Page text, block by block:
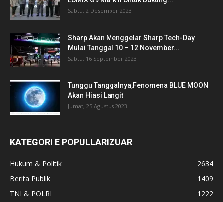
Sabtu, 2 Desember 2023
Sharp Akan Menggelar Sharp Tech-Day
Mulai Tanggal 10 – 12 November...
Sabtu, 16 September 2023
Tunggu Tanggalnya,Fenomena BLUE MOON
Akan Hiasi Langit
Jumat, 25 Agustus 2023
KATEGORI E POPULLARIZUAR
Hukum & Politik
2634
Berita Publik
1409
TNI & POLRI
1222